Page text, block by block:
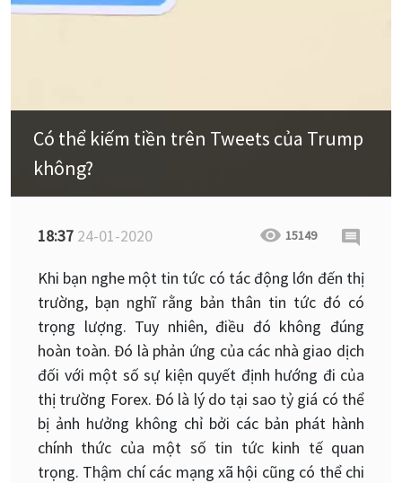
Có thể kiếm tiền trên Tweets của Trump
không?
18:37 24-01-2020 15149
Khi bạn nghe một tin tức có tác động lớn đến thị
trường, bạn nghĩ rằng bản thân tin tức đó có
trọng lượng. Tuy nhiên, điều đó không đúng
hoàn toàn. Đó là phản ứng của các nhà giao dịch
đối với một số sự kiện quyết định hướng đi của
thị trường Forex. Đó là lý do tại sao tỷ giá có thể
bị ảnh hưởng không chỉ bởi các bản phát hành
chính thức của một số tin tức kinh tế quan
trọng. Thậm chí các mạng xã hội cũng có thể chi